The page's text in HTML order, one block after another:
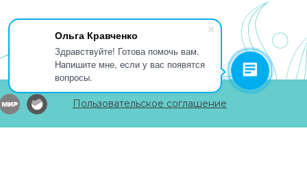
Ольга Кравченко
Здравствуйте! Готова помочь вам.
Напишите мне, если у вас появятся
вопросы.
Пользовательское соглашение